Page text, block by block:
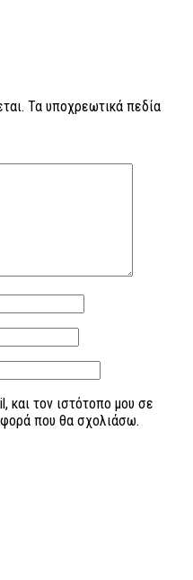
Τα υποχρεωτικά πεδία
και τον ιστότοπο μου σε
φορά που θα σχολιάσω.